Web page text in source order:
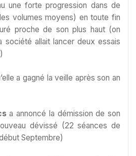
une forte progression dans de
volumes moyens) en toute fin
proche de son plus haut (on
société allait lancer deux essais
a gagné la veille après son an
a annoncé la démission de son
dévissé (22 séances de
Septembre)